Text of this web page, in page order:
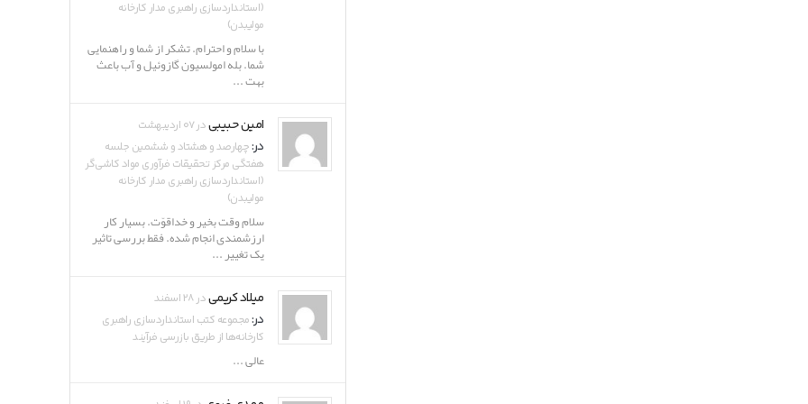
(استانداردسازی راهبری مدار کارخانه
مولیبدن)
با سلام و احترام. تشکر از شما و راهنمایی
شما. بله امولسیون گازوئیل و آب باعث
بهت ...
امین حبیبیدر ۰۷ اردیبهشت
در:چهارصد و هشتاد و ششمین جلسه
هفتگی مرکز تحقیقات فرآوری مواد کاشی‌گر
(استانداردسازی راهبری مدار کارخانه
مولیبدن)
سلام وقت بخیر و خداقوّت. بسیار کار
ارزشمندی انجام شده. فقط بررسی تاثیر
یک تغییر ...
میلاد کریمیدر ۲۸ اسفند
در:مجموعه کتب استانداردسازی راهبری
کارخانه‌ها از طریق بازرسی فرآیند
عالی ...